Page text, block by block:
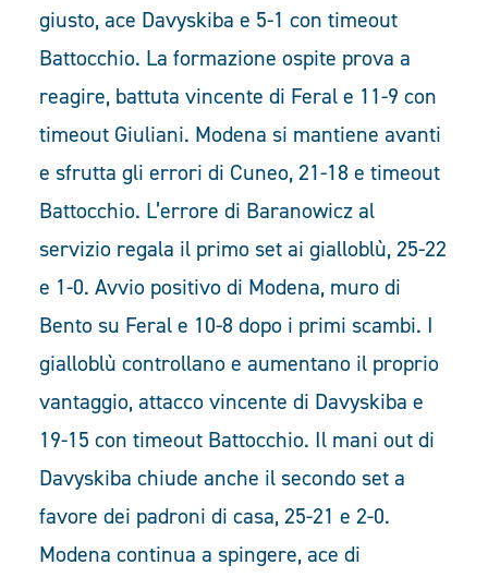
giusto, ace Davyskiba e 5-1 con timeout
Battocchio. La formazione ospite prova a
reagire, battuta vincente di Feral e 11-9 con
timeout Giuliani. Modena si mantiene avanti
e sfrutta gli errori di Cuneo, 21-18 e timeout
Battocchio. L’errore di Baranowicz al
servizio regala il primo set ai gialloblù, 25-22
e 1-0. Avvio positivo di Modena, muro di
Bento su Feral e 10-8 dopo i primi scambi. I
gialloblù controllano e aumentano il proprio
vantaggio, attacco vincente di Davyskiba e
19-15 con timeout Battocchio. Il mani out di
Davyskiba chiude anche il secondo set a
favore dei padroni di casa, 25-21 e 2-0.
Modena continua a spingere, ace di